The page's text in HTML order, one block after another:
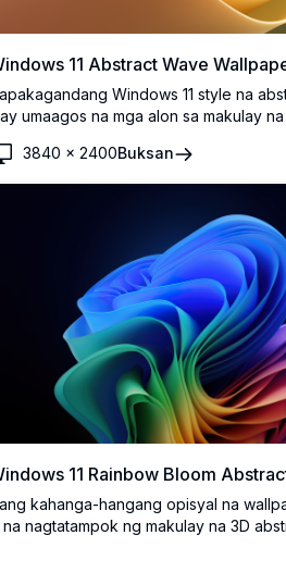
11 Abstract Wave
Windows 11 style na
umaagos na mga alon sa makulay
high-resolution desktop
at modernong design elements
3840 × 2400Buksan
11 Rainbow Bloom
kahanga-hangang opisyal na
na nagtatampok ng makulay na 3D